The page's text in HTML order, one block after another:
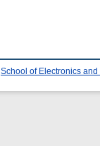
School of Electronics